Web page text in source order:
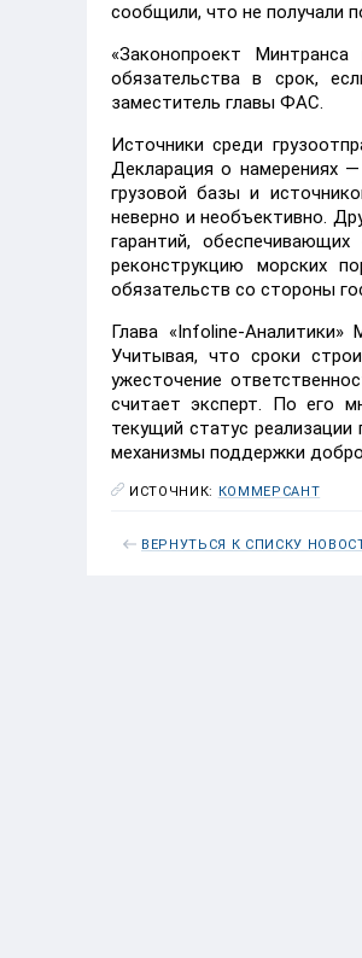
сообщили, что не получали
«Законопроект
обязательства в срок,
заместитель главы ФАС.
Источники среди
Декларация о намерениях
грузовой базы и
неверно и необъективно.
гарантий,
реконструкцию морских
обязательств со стороны
Глава «Infoline-
Учитывая, что сроки
ужесточение
считает эксперт. По его
текущий статус
механизмы поддержки
ИСТОЧНИК: КОММЕРСАНТ
ВЕРНУТЬСЯ К СПИСКУ